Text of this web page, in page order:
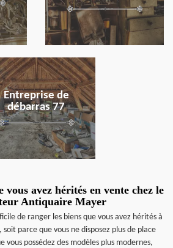
Entreprise de
débarras 77
en savoir plus
vous avez hérités en vente chez le
Antiquaire Mayer
de ranger les biens que vous avez hérités à
soit parce que vous ne disposez plus de place
vous possédez des modèles plus modernes,